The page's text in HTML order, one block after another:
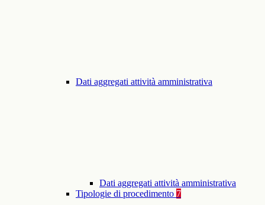
Dati aggregati attività amministrativa
Dati aggregati attività amministrativa
Tipologie di procedimento 7